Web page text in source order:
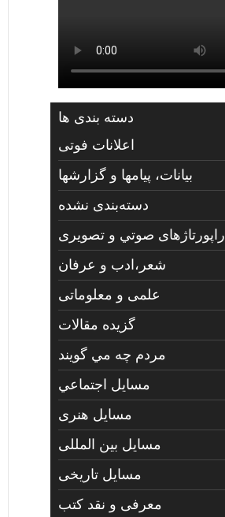
دسته بندی ها
اعلانات فوتی
بیانات، پیامها و گزارشها
دسته‌بندی نشده
راپورتاژهای صوتي و تصويری
شعر،ادب و عرفان
علمی و معلوماتی
گزیده مقالات
مردم چه مي گويند
مسايل اجتماعي
مسايل هنری
مسایل بین المللی
مسایل تاریخی
معرفی و نقد کتب